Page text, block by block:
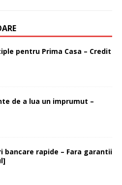
pentru Prima Casa – Credit
de a lua un imprumut –
bancare rapide – Fara garantii